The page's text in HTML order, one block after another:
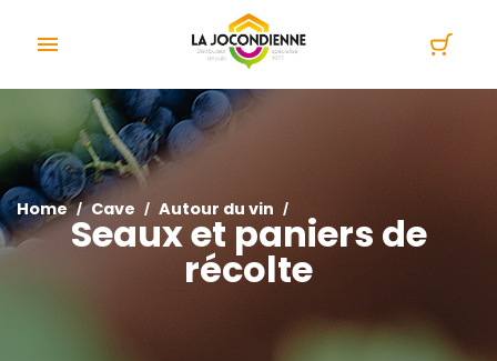

Home Cave Autour du vin
Seaux et paniers de
récolte
Cookies management panel